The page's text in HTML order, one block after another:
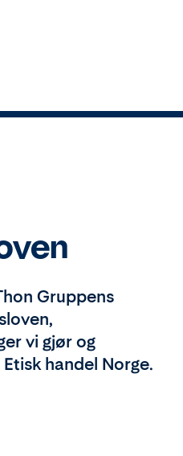
Gruppens
vi gjør og
handel Norge.